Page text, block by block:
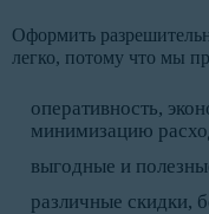
Оформить
легко, потому что мы
оперативность,
минимизацию
выгодные и
различные скидки,